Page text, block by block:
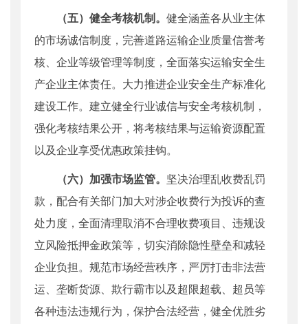
（五）健全考核机制。 健全涵盖各从业主体
的市场诚信制度，完善道路运输企业质量信誉考
核、企业等级管理等制度，全面落实运输安全生
产企业主体责任。大力推进企业安全生产标准化
建设工作。建立健全行业诚信与安全考核机制，
强化考核结果公开，将考核结果与运输资源配置
以及企业享受优惠政策挂钩。
（六）加强市场监管。 坚决治理乱收费乱罚
款，配合有关部门加大对涉企收费行为投诉的查
处力度，全面清理取消不合理收费项目、违规设
立风险抵押金政策等，切实消除隐性壁垒和减轻
企业负担。规范市场经营秩序，严厉打击非法营
运、垄断货源、欺行霸市以及超限超载、超员等
各种违法违规行为，保护合法经营，健全优胜劣